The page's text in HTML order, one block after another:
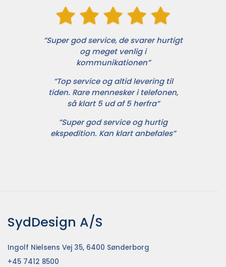
”Super god service, de svarer hurtigt
og meget venlig i
kommunikationen”
”Top service og altid levering til
tiden. Rare mennesker i telefonen,
så klart 5 ud af 5 herfra”
”Super god service og hurtig
ekspedition. Kan klart anbefales”
SydDesign A/S
Ingolf Nielsens Vej 35, 6400 Sønderborg
+45 7412 8500